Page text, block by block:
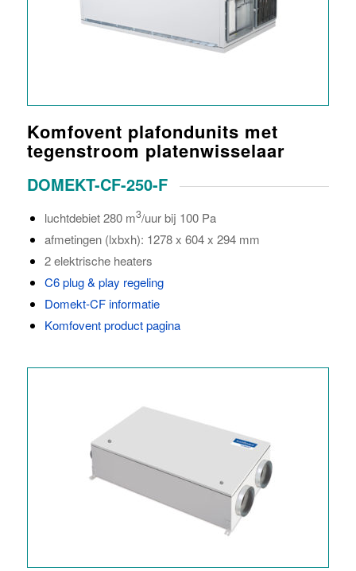
Komfovent plafondunits met
tegenstroom platenwisselaar
DOMEKT-CF-250-F
luchtdebiet 280 m3/uur bij 100 Pa
afmetingen (lxbxh): 1278 x 604 x 294 mm
2 elektrische heaters
C6 plug & play regeling
Domekt-CF informatie
Komfovent product pagina